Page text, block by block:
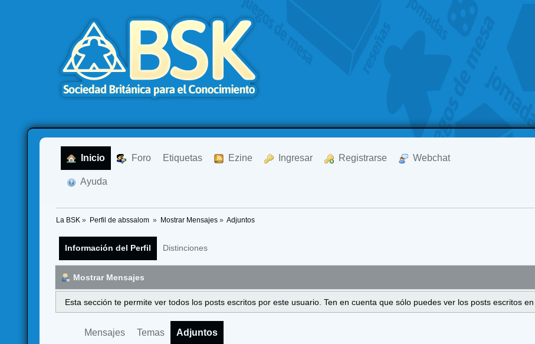
Inicio Foro Etiquetas Ezine Ingresar Registrarse Webchat
Ayuda
La BSK » Perfil de abssalom » Mostrar Mensajes» Adjuntos
Información del Perfil Distinciones
Mostrar Mensajes
Esta sección te permite ver todos los posts escritos por este usuario. Ten en cuenta que sólo puedes ver los posts escritos
Mensajes Temas Adjuntos